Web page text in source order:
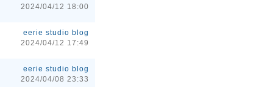
2024/04/12 18:00
eerie studio blog
2024/04/12 17:49
eerie studio blog
2024/04/08 23:33